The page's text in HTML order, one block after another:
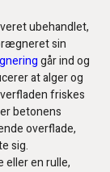
ubehandlet,
sin
går ind og
at alger og
friskes
betonens
overflade,
sig.
eller en rulle,